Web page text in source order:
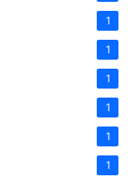
1
1
1
1
1
1